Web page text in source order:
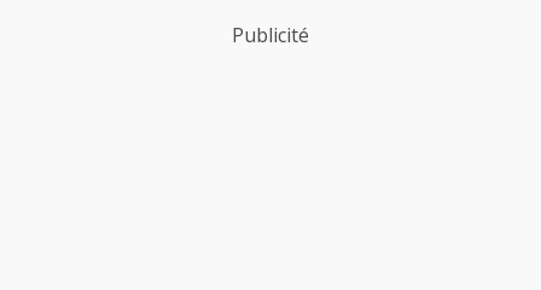
Publicité